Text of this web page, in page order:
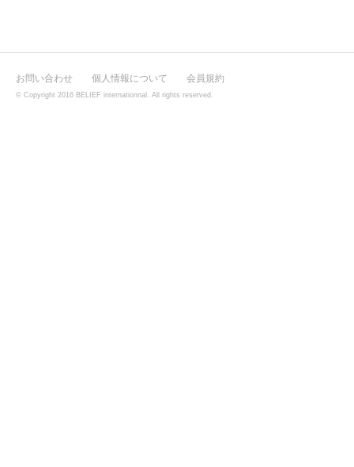
お問い合わせ 個人情報について 会員規約
© Copyright 2016 BELIEF internationnal. All rights reserved.